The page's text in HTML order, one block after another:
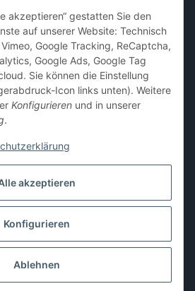
Zubehör &
, Premium Sleeves,Toploader
Sammelalben / Binder / Pocket Pages
undAufbewahrungslösungen
widerrufen
gesetzlicher USt., zzgl.Versand
gemäß § 25a UStG,
akzeptieren
Konfigurieren
Ablehnen
akzeptieren“ gestatten Sie den
auf unserer Website: Technisch
Google Tracking, ReCaptcha,
Google Ads, Google Tag
Sie können die Einstellung
Icon links unten). Weitere
Konfigurieren und in unserer
.